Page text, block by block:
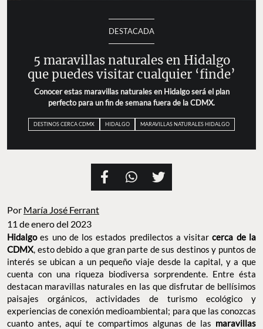
DESTACADA
5 maravillas naturales en Hidalgo
que puedes visitar cualquier ‘finde’
Conocer estas maravillas naturales en Hidalgo será el plan
perfecto para un fin de semana fuera de la CDMX.
DESTINOS CERCA CDMX HIDALGO MARAVILLAS NATURALES HIDALGO
Por María José Ferrant
11 de enero del 2023
Hidalgoes uno de los estados predilectos a visitarcerca de la
CDMX, esto debido a que gran parte de sus destinos y puntos de
interés se ubican a un pequeño viaje desde la capital, y a que
cuenta con una riqueza biodiversa sorprendente. Entre ésta
destacan maravillas naturales en las que disfrutar de bellísimos
paisajes orgánicos, actividades de turismo ecológico y
experiencias de conexión medioambiental; para que las conozcas
cuanto antes, aquí te compartimos algunas de las maravillas